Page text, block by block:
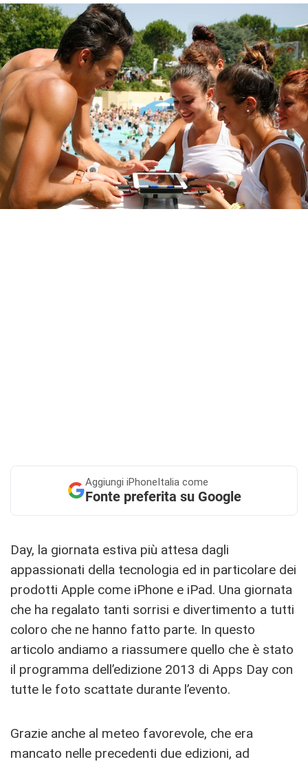
Aggiungi iPhoneItalia come
Fonte preferita su Google
Day, la giornata estiva più attesa dagli
appassionati della tecnologia ed in particolare dei
prodotti Apple come iPhone e iPad. Una giornata
che ha regalato tanti sorrisi e divertimento a tutti
coloro che ne hanno fatto parte. In questo
articolo andiamo a riassumere quello che è stato
il programma dell’edizione 2013 di Apps Day con
tutte le foto scattate durante l’evento.
Grazie anche al meteo favorevole, che era
mancato nelle precedenti due edizioni, ad